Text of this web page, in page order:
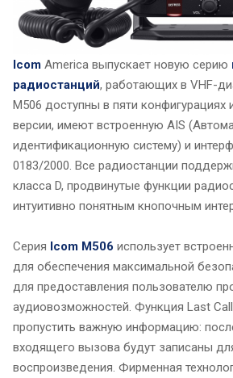
Icom America выпускает новую серию
радиостанций, работающих в VHF-
M506 доступны в пяти конфигурациях
версии, имеют встроенную AIS
идентификационную систему) и
0183/2000. Все радиостанции
класса D, продвинутые функции
интуитивно понятным кнопочным
Серия Icom M506 использует
для обеспечения максимальной
для предоставления пользователю
аудиовозможностей. Функция Last
пропустить важную информацию:
входящего вызова будут записаны
воспроизведения. Фирменная